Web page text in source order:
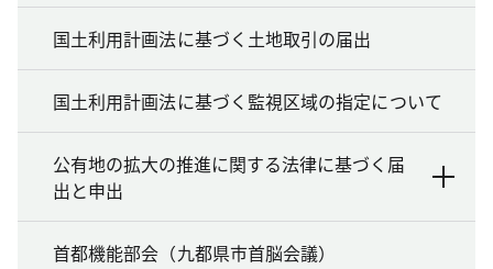
国土利用計画法に基づく土地取引の届出
国土利用計画法に基づく監視区域の指定について
公有地の拡大の推進に関する法律に基づく届
出と申出
首都機能部会（九都県市首脳会議）